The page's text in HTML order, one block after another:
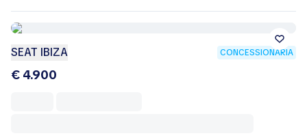
SEAT IBIZA CONCESSIONÁRIA
€ 4.900